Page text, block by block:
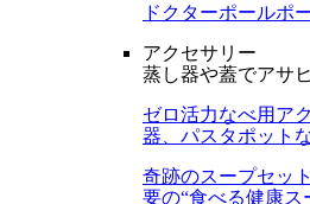
ドクターポールポ
アクセサリー
蒸し器や蓋でアサ
ゼロ活力なべ用ア
器、パスタポット
奇跡のスープセット
要の“食べる健康ス